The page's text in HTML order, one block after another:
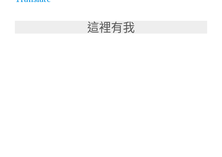
這裡有我